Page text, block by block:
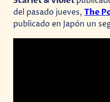
del pasado jueves,The
publicado en Japón un